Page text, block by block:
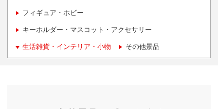
フィギュア・ホビー
キーホルダー・マスコット・アクセサリー
生活雑貨・インテリア・小物 その他景品